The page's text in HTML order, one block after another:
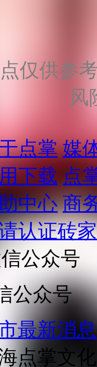
仅供参
风
点掌 媒
下载 点
中心 商
认证砖家
公众号
最新消息
海点掌文